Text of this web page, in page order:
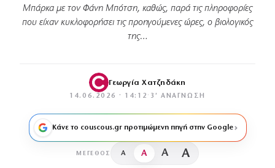
Μπάρκα με τον Φάνη Μπότση, καθώς, παρά τις πληροφορίες
που είχαν κυκλοφορήσει τις προηγούμενες ώρες, ο βιολογικός
της…
Γεωργία Χατζηδάκη
14.06.2026 · 14:12 · 3′ ΑΝΆΓΝΩΣΗ
Κάνε το couscous.gr προτιμώμενη πηγή στην Google
ΜΈΓΕΘΟΣ A A A A